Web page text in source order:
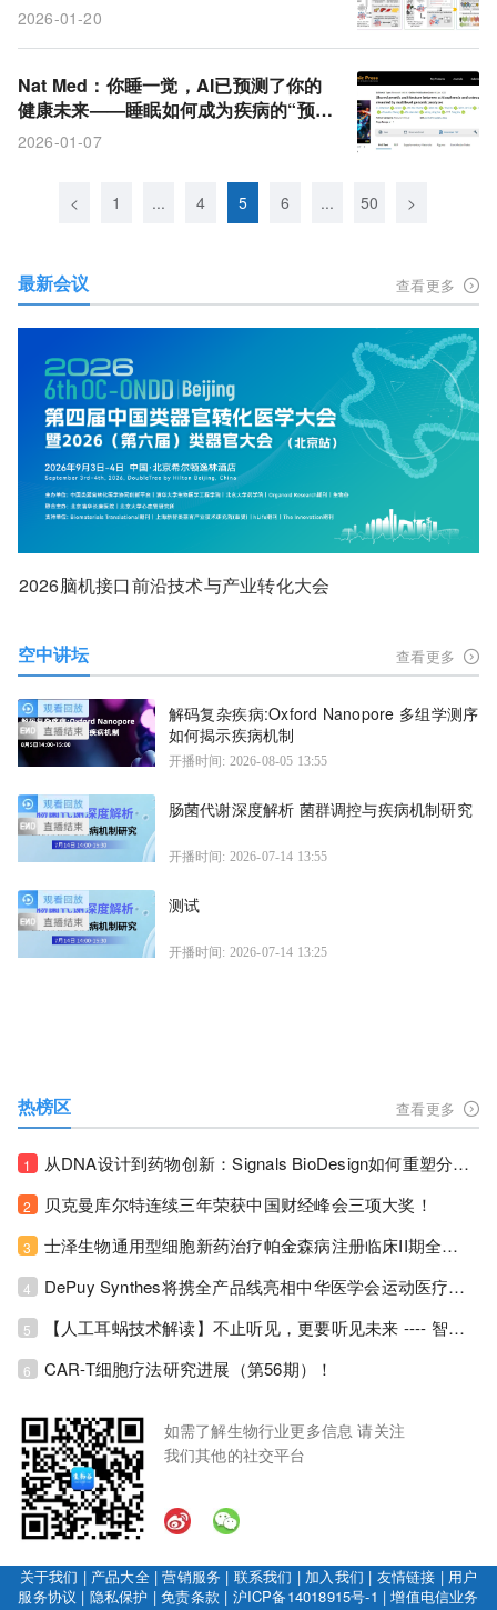
2026-01-20
Nat Med：你睡一觉，AI已预测了你的
健康未来——睡眠如何成为疾病的“预告
信”？
2026-01-07
< 1 ... 4 5 6 ... 50 >
最新会议 查看更多
2026脑机接口前沿技术与产业转化大会
空中讲坛 查看更多
解码复杂疾病:Oxford Nanopore 多组学测序
如何揭示疾病机制
开播时间: 2026-08-05 13:55
肠菌代谢深度解析 菌群调控与疾病机制研究
开播时间: 2026-07-14 13:55
测试
开播时间: 2026-07-14 13:25
热榜区 查看更多
1 从DNA设计到药物创新：Signals BioDesign如何重塑分子生物学研发生态！
2 贝克曼库尔特连续三年荣获中国财经峰会三项大奖！
3 士泽生物通用型细胞新药治疗帕金森病注册临床II期全部入组完成！
4 DePuy Synthes将携全产品线亮相中华医学会运动医疗分会大会，加码布局中国运动医学创新赛道！
5 【人工耳蜗技术解读】不止听见，更要听见未来 ---- 智能耳蜗，开启人工耳蜗技术新纪元！
6 CAR-T细胞疗法研究进展（第56期）！
如需了解生物行业更多信息 请关注
我们其他的社交平台
关于我们 | 产品大全|营销服务 | 联系我们 | 加入我们 | 友情链接 | 用户
服务协议 | 隐私保护 |免责条款 | 沪ICP备14018915号-1 |增值电信业务